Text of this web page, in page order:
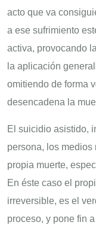
acto que va
a ese sufrimiento
activa, provocando
la aplicación
omitiendo de forma
desencadena la
El suicidio asistido,
persona, los
propia muerte,
En éste caso el
irreversible, es el
proceso, y pone fin